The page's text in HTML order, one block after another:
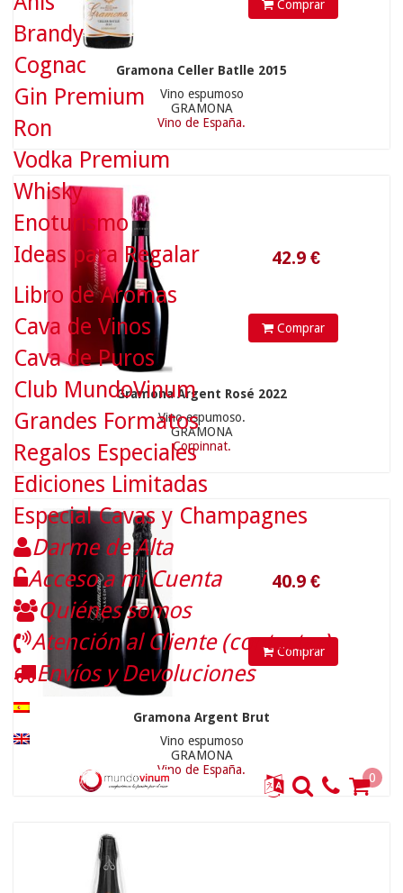
Comprar
Gramona Celler Batlle 2015
Vino espumoso
GRAMONA
Vino de España.
42.9€
Comprar
Gramona Argent Rosé 2022
Vino espumoso.
GRAMONA
Corpinnat.
Comprar
Gramona Argent Brut
Vino espumoso
GRAMONA
Vino de España.
Brandy
Cognac
Gin Premium
Ron
Vodka Premium
Whisky
Enoturismo
Ideas para Regalar
Libro de Aromas
Cava de Vinos
Cava de Puros
Club MundoVinum
Grandes Formatos
Regalos Especiales
Ediciones Limitadas
Especial Cavas y Champagnes
Darme de Alta
Acceso a mi Cuenta
Quiénes somos
Atención al Cliente (contactar)
Envíos y Devoluciones
0